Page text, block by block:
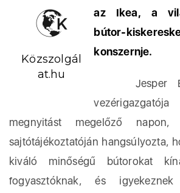
Közszolgál
at.hu
az Ikea, a
bútor-
konszernje.
Jesper
megnyitást megelőző
sajtótájékoztatóján hangsúlyozta,
kiváló minőségű bútorokat
fogyasztóknak, és